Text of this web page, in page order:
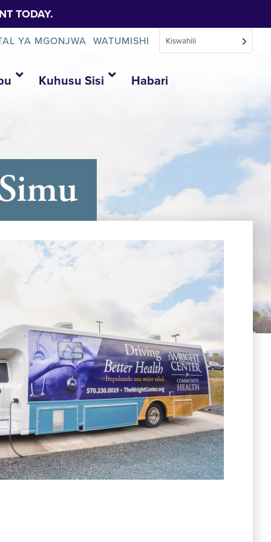
TODAY.
YA MGONJWA WATUMISHI Kiswahili
Kuhusu Sisi Habari